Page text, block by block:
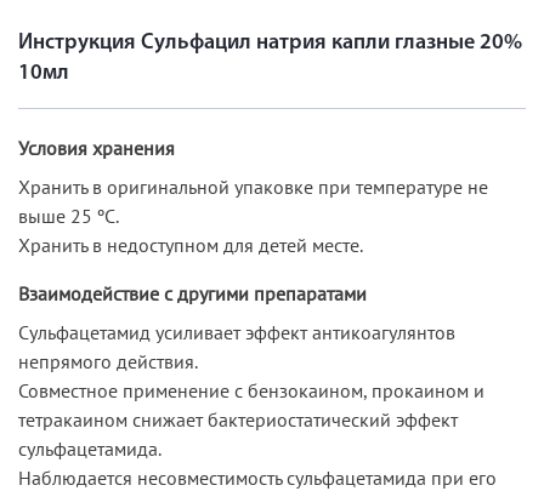
Инструкция Сульфацил натрия капли глазные 20%
10мл
Условия хранения
Хранить в оригинальной упаковке при температуре не
выше 25 ºС.
Хранить в недоступном для детей месте.
Взаимодействие с другими препаратами
Сульфацетамид усиливает эффект антикоагулянтов
непрямого действия.
Совместное применение с бензокаином, прокаином и
тетракаином снижает бактериостатический эффект
сульфацетамида.
Наблюдается несовместимость сульфацетамида при его